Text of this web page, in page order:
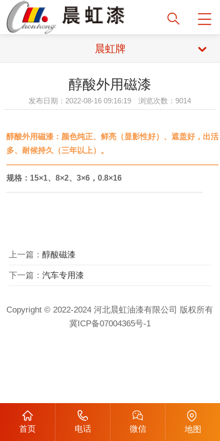
晨虹牌
醇酸外用磁漆
发布日期：2022-08-16 09:16:19 浏览次数：9014
醇酸外用磁漆：颜色纯正、鲜亮（显影性好）、遮盖好，出活
多、耐候持久（三年以上）。
———————————————————————————
规格： 15×1、8×2、3×6，0.8×16
—————————————————————————
上一篇： 醇酸磁漆
下一篇： 汽车专用漆
Copyright © 2022-2024 河北晨虹油漆有限公司 版权所有
冀ICP备07004365号-1
首页 电话 微信 地图